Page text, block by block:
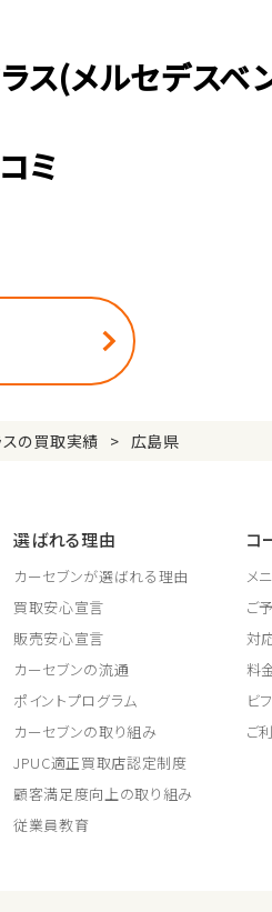
ス(メルセデスベ
ミ
の買取実績 広島県
選ばれる理由
カーセブンが選ばれる理由
買取安心宣言
販売安心宣言
カーセブンの流通
ポイントプログラム
カーセブンの取り組み
JPUC適正買取店認定制度
顧客満足度向上の取り組み
従業員教育
コ
メ
ご
対
料
ビ
ご